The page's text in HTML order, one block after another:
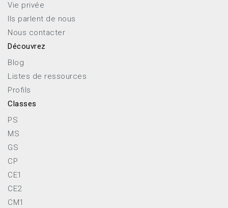
Vie privée
Ils parlent de nous
Nous contacter
Découvrez
Blog
Listes de ressources
Profils
Classes
PS
MS
GS
CP
CE1
CE2
CM1